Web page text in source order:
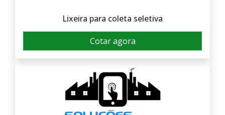
Lixeira para coleta seletiva
Cotar agora